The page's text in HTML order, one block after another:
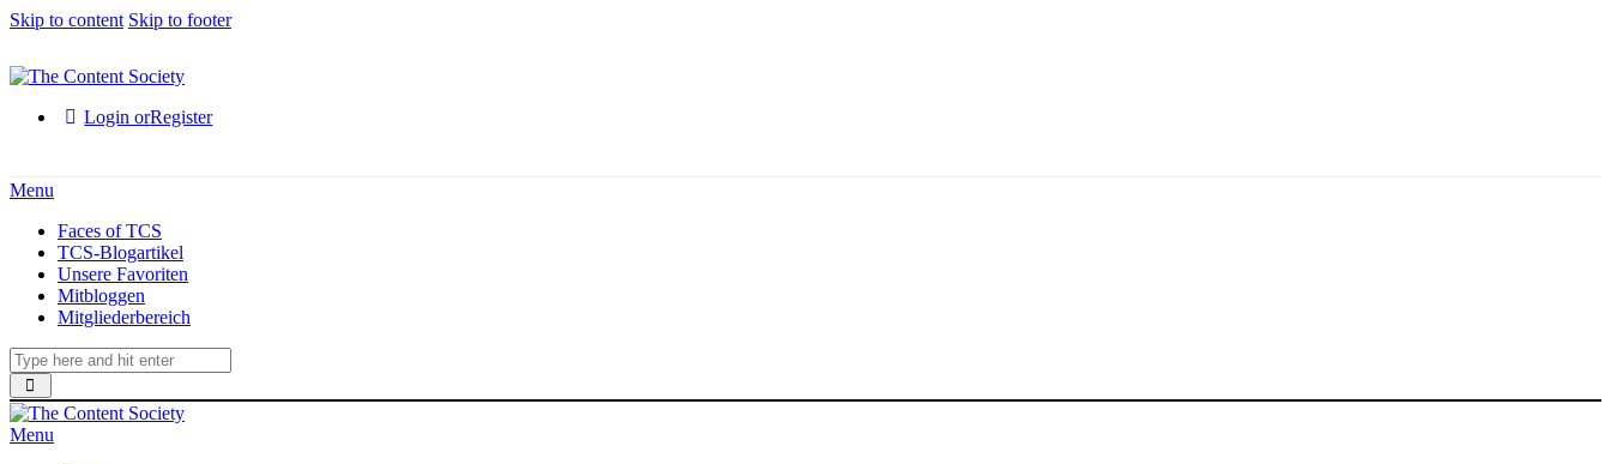
Skip to content Skip to footer
Login orRegister
Menu
Faces of TCS
TCS-Blogartikel
Unsere Favoriten
Mitbloggen
Mitgliederbereich
Menu